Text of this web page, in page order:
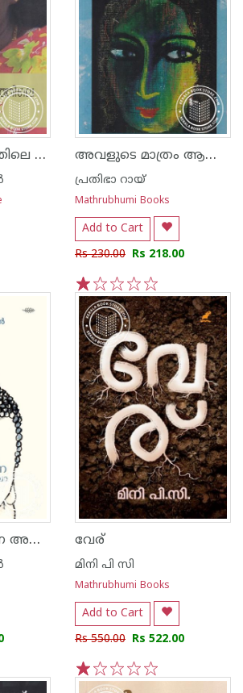
അഗസ്ത്യകൂടത്തിലെ ആദിവാസികള്‍ അവളുടെ മാത്രം ആകാശം
പ്രതിഭാ റായ്
Mathrubhumi Books
Add to Cart
Rs 230.00 Rs 218.00
5
4
3
2
1
ബുദ്ധാ നീയെന്നെ അറിയുന്നുവോ വേര്
മിനി പി സി
Mathrubhumi Books
Add to Cart
Rs 550.00 Rs 522.00
5
4
3
2
1